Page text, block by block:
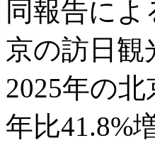
同報告に
京の訪日観
2025年の
年比41.8%